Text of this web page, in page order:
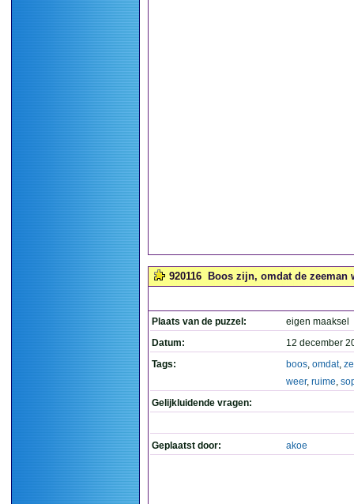
920116 Boos zijn, omdat de zeeman
Plaats van de puzzel:
eigen maaksel
Datum:
12 december
Tags:
boos, omdat,
weer, ruime,
Gelijkluidende vragen:
Geplaatst door: akoe